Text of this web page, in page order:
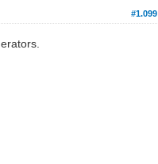
#1.099